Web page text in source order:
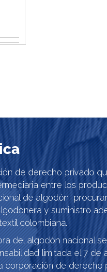
de derecho privado
entre los
de algodón,
y suministro
colombiana.
del algodón nacional
limitada el 7 de
corporación de derecho